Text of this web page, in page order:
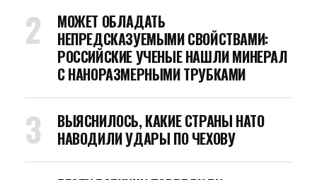
МОЖЕТ ОБЛАДАТЬ
НЕПРЕДСКАЗУЕМЫМИ СВОЙСТВАМИ:
РОССИЙСКИЕ УЧЕНЫЕ НАШЛИ МИНЕРАЛ
С НАНОРАЗМЕРНЫМИ ТРУБКАМИ
ВЫЯСНИЛОСЬ, КАКИЕ СТРАНЫ НАТО
НАВОДИЛИ УДАРЫ ПО ЧЕХОВУ